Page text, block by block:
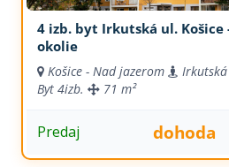
4 izb. byt Irkutská ul. Košice
okolie
Košice - Nad jazerom
Irkutská
Byt 4izb. 71 m²
Predaj dohoda